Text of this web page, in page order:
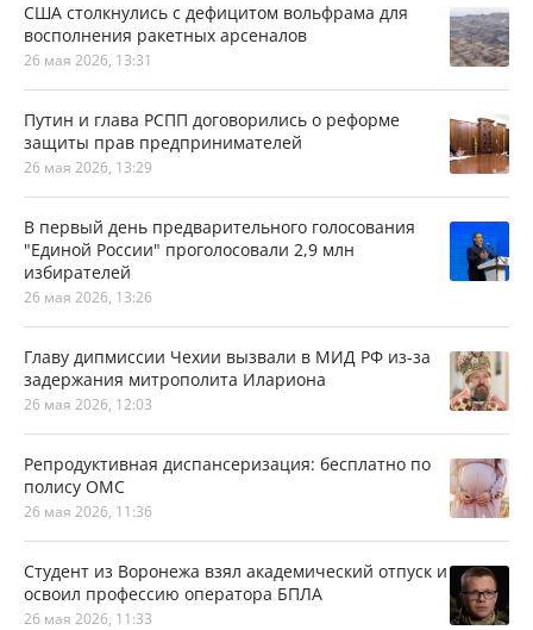
США столкнулись с дефицитом вольфрама для
восполнения ракетных арсеналов
26 мая 2026, 13:31
Путин и глава РСПП договорились о реформе
защиты прав предпринимателей
26 мая 2026, 13:29
В первый день предварительного голосования
"Единой России" проголосовали 2,9 млн
избирателей
26 мая 2026, 13:26
Главу дипмиссии Чехии вызвали в МИД РФ из-за
задержания митрополита Илариона
26 мая 2026, 12:03
Репродуктивная диспансеризация: бесплатно по
полису ОМС
26 мая 2026, 11:36
Студент из Воронежа взял академический отпуск и
освоил профессию оператора БПЛА
26 мая 2026, 11:33